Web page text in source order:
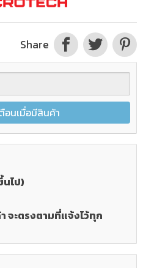
Share
อนเมื่อมีสินค้า
ไป)
จะตรงตามที่แจ้งไว้ทุก